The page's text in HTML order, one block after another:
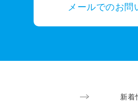
メールでのお問
新着